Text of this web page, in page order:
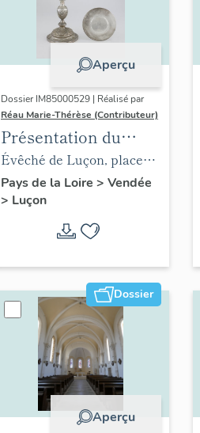
Aperçu
Dossier IM85000529 | Réalisé par
Réau Marie-Thérèse (Contributeur)
Présentation du
mobilier de l'évêché
de Luçon
Évêché de Luçon, place
Leclerc
Pays de la Loire > Vendée
> Luçon
Dossier
Aperçu